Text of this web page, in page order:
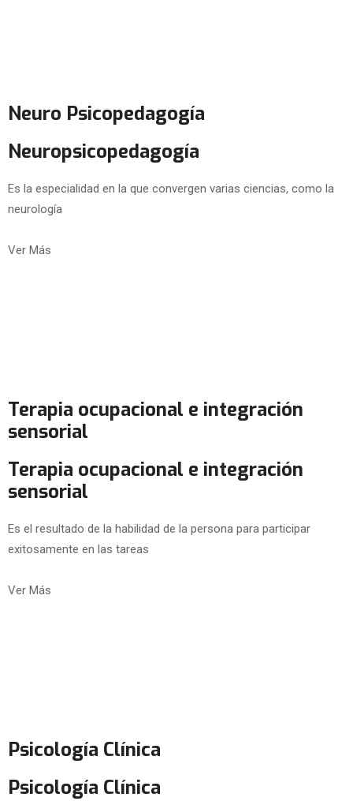
Neuro Psicopedagogía
Neuropsicopedagogía
Es la especialidad en la que convergen varias ciencias, como la
neurología
Ver Más
Terapia ocupacional e integración
sensorial
Terapia ocupacional e integración
sensorial
Es el resultado de la habilidad de la persona para participar
exitosamente en las tareas
Ver Más
Psicología Clínica
Psicología Clínica